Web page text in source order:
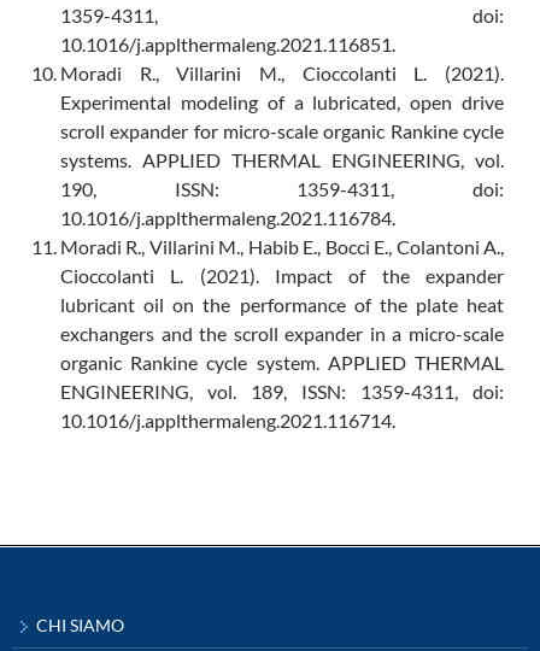
1359-4311, doi:
10.1016/j.applthermaleng.2021.116851.
Moradi R., Villarini M., Cioccolanti L. (2021).
Experimental modeling of a lubricated, open drive
scroll expander for micro-scale organic Rankine cycle
systems. APPLIED THERMAL ENGINEERING, vol.
190, ISSN: 1359-4311, doi:
10.1016/j.applthermaleng.2021.116784.
Moradi R., Villarini M., Habib E., Bocci E., Colantoni A.,
Cioccolanti L. (2021). Impact of the expander
lubricant oil on the performance of the plate heat
exchangers and the scroll expander in a micro-scale
organic Rankine cycle system. APPLIED THERMAL
ENGINEERING, vol. 189, ISSN: 1359-4311, doi:
10.1016/j.applthermaleng.2021.116714.
CHI SIAMO